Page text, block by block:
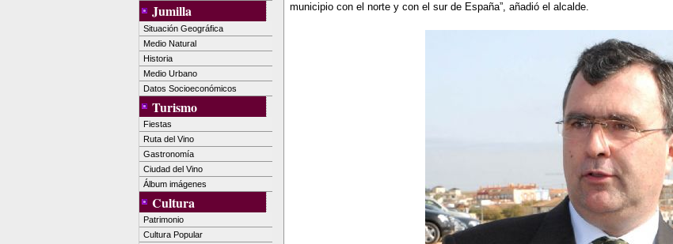
Jumilla
Situación Geográfica
Medio Natural
Historia
Medio Urbano
Datos Socioeconómicos
Turismo
Fiestas
Ruta del Vino
Gastronomía
Ciudad del Vino
Álbum imágenes
Cultura
Patrimonio
Cultura Popular
municipio con el norte y con el sur de España”, añadió el alcalde.